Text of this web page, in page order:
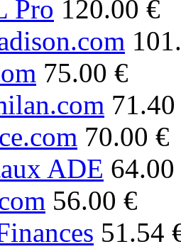
Pro 120.00 €
75.00 €
70.00 €
ADE 64.00
56.00 €
51.54